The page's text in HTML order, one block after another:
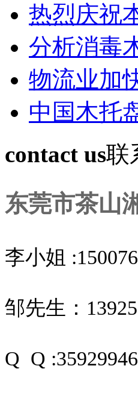
热烈庆祝
分析消毒
物流业加
中国木托
contact us联
东莞市茶山
李小姐
邹先生：
Q Q